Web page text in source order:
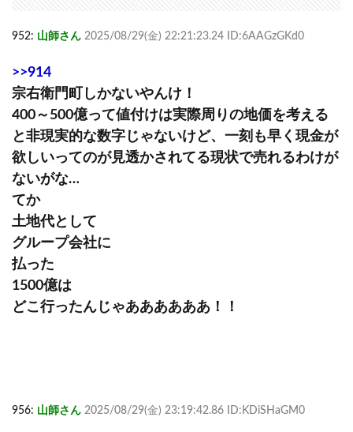
952: 山師さん 2025/08/29(金) 22:21:23.24 ID:6AAGzGKd0
>>914
宗右衛門町しかないやんけ！
400～500億って値付けは実際周りの地価を考える
と非現実的な数字じゃないけど、一刻も早く現金が
欲しいってのが見透かされてる現状で売れるわけが
ないがな…
てか
土地代として
グループ会社に
払った
1500億は
どこ行ったんじゃああああああ！！
956: 山師さん 2025/08/29(金) 23:19:42.86 ID:KDiSHaGM0